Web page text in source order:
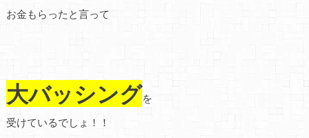
お金もらったと言って
大バッシングを
受けているでしょ！！